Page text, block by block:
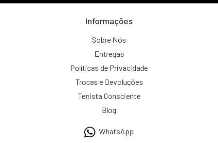
Informações
Sobre Nós
Entregas
Políticas de Privacidade
Trocas e Devoluções
Tenista Consciente
Blog
WhatsApp